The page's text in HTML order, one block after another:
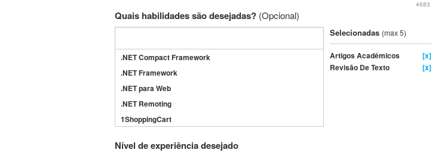
4683
Quais habilidades são desejadas? (Opcional)
.NET Compact Framework
.NET Framework
.NET para Web
.NET Remoting
1ShoppingCart
3GSM
Selecionadas (max 5)
Artigos Acadêmicos
[x]
Revisão De Texto
[x]
Nível de experiência desejado